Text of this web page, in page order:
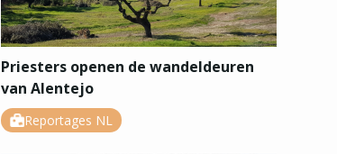
Priesters openen de wandeldeuren
van Alentejo
Reportages NL